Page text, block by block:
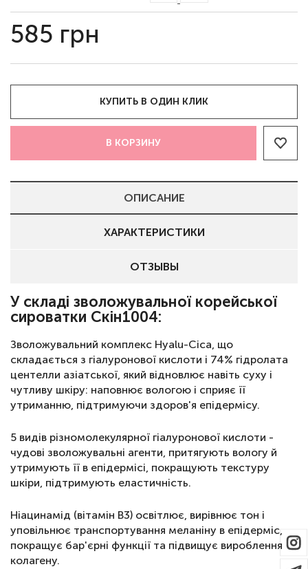
585 грн
КУПИТЬ В ОДИН КЛИК
В КОРЗИНУ
ОПИСАНИЕ
ХАРАКТЕРИСТИКИ
ОТЗЫВЫ
У складі зволожувальної корейської
сироватки Скін1004:
Зволожувальний комплекс Hyalu-Cica, що
складається з гіалуронової кислоти і 74% гідролата
центелли азіатської, який відновлює навіть суху і
чутливу шкіру: наповнює вологою і сприяє її
утриманню, підтримуючи здоров'я епідермісу.
5 видів різномолекулярної гіалуронової кислоти -
чудові зволожувальні агенти, притягують вологу й
утримують її в епідермісі, покращують текстуру
шкіри, підтримують еластичність.
Ніацинамід (вітамін B3) освітлює, вирівнює тон і
уповільнює транспортування меланіну в епідерміс,
покращує бар'єрні функції та підвищує вироблення
колагену.